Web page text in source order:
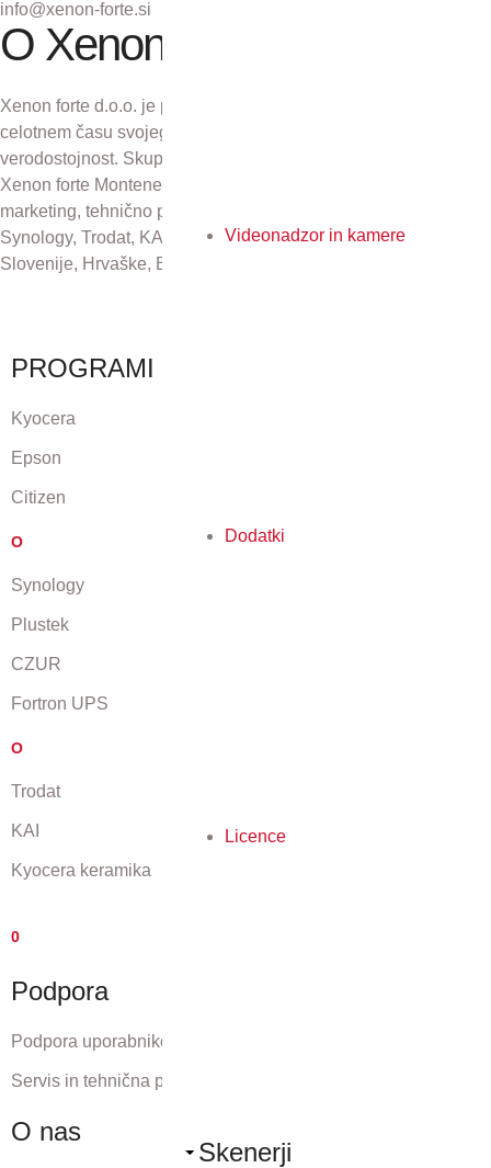
Videonadzor in kamere
Dodatki
Licence
Skenerji
info@xenon-forte.si
O Xenon forte
Xenon forte d.o.o. je podjetje z več kot 30-letno tradicijo. V
celotnem času svojega obstoja se zavzema za odličnost in
verodostojnost. Skupaj s podjetji Xenon forte Zagreb d.o.o.,
Xenon forte Montenegro in Xenon forte d.o.o., Sarajevo skrbi za
marketing, tehnično podporo in distribucijo izdelkov Kyocera,
Synology, Trodat, KAI, Plustek in CZUR na področju Republike
Slovenije, Hrvaške, Bosne in Hercegovine ter Črne gore.
PROGRAMI
Kyocera
Epson
Citizen
O
Synology
Plustek
CZUR
Fortron UPS
O
Trodat
KAI
Kyocera keramika
0
Podpora
Podpora uporabnikom
Servis in tehnična podpora
O nas